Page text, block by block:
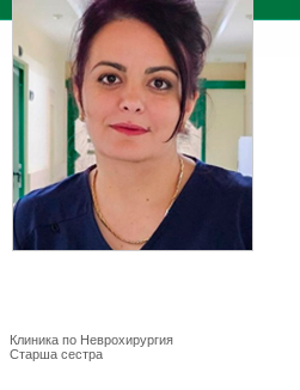
Клиника по Неврохирургия
Старша сестра